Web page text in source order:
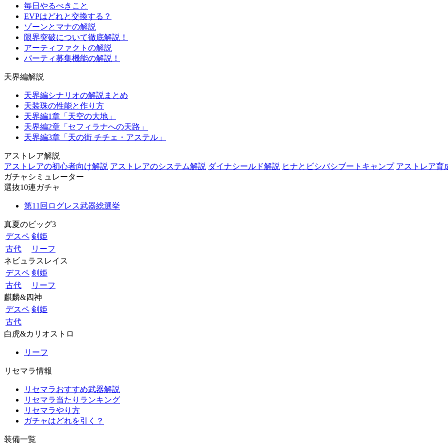
毎日やるべきこと
EVPはどれと交換する？
ゾーンとマナの解説
限界突破について徹底解説！
アーティファクトの解説
パーティ募集機能の解説！
天界編解説
天界編シナリオの解説まとめ
天装珠の性能と作り方
天界編1章「天空の大地」
天界編2章「セフィラナへの天路」
天界編3章「天の街 チチェ・アステル」
アストレア解説
アストレアの初心者向け解説 アストレアのシステム解説 ダイナシールド解説 ヒナとビシバシブートキャンプ アストレア育
ガチャシミュレーター
選抜10連ガチャ
第11回ログレス武器総選挙
真夏のビッグ3
デスペ 剣姫
古代
リーフ
ネビュラスレイス
デスペ 剣姫
古代
リーフ
麒麟&四神
デスペ 剣姫
古代
白虎&カリオストロ
リーフ
リセマラ情報
リセマラおすすめ武器解説
リセマラ当たりランキング
リセマラやり方
ガチャはどれを引く？
装備一覧